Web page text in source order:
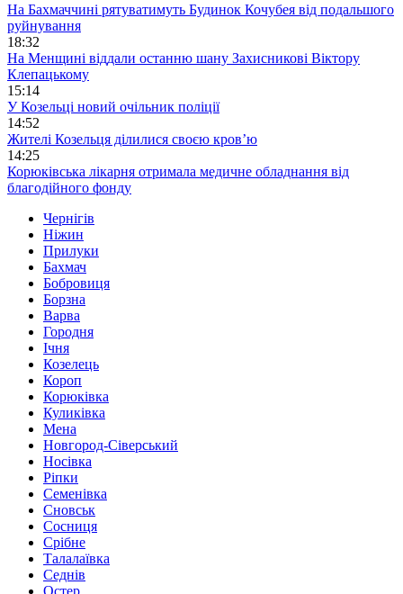
На Бахмаччині рятуватимуть Будинок Кочубея від подальшого
руйнування
18:32
На Менщині віддали останню шану Захисникові Віктору
Клепацькому
15:14
У Козельці новий очільник поліції
14:52
Жителі Козельця ділилися своєю кров’ю
14:25
Корюківська лікарня отримала медичне обладнання від
благодійного фонду
Чернігів
Ніжин
Прилуки
Бахмач
Бобровиця
Борзна
Варва
Городня
Ічня
Козелець
Короп
Корюківка
Куликівка
Мена
Новгород-Сіверський
Носівка
Ріпки
Семенівка
Сновськ
Сосниця
Срібне
Талалаївка
Седнів
Остер